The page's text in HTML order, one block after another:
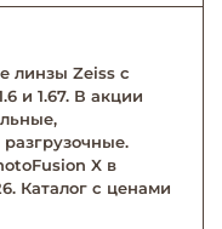
линзы Zeiss с
и 1.67. В акции
X в
Каталог с ценами